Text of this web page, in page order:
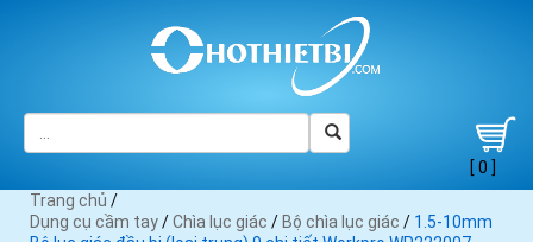
[ 0 ]
Trang chủ /
Dụng cụ cầm tay/Chìa lục giác / Bộ chìa lục giác / 1.5-10mm